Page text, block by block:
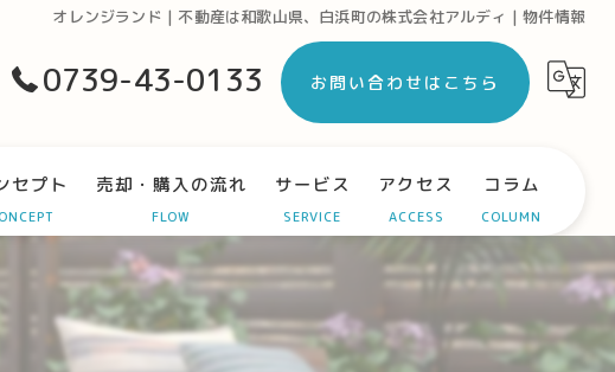
オレンジランド | 不動産は和歌山県、白浜町の株式会社アルディ | 物件情報
0739-43-0133 お問い合わせはこちら
セプト 売却・購入の流れ
FLOW
サービス
SERVICE
アクセス
ACCESS
コラム
COLUMN